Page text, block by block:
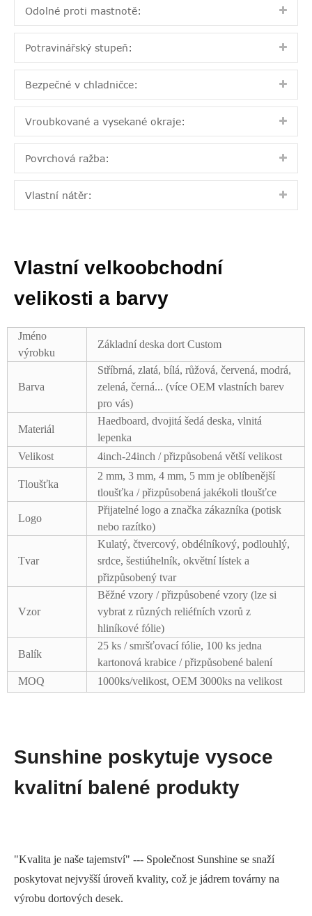
Odolné proti mastnotě:
Potravinářský stupeň:
Bezpečné v chladničce:
Vroubkované a vysekané okraje:
Povrchová ražba:
Vlastní nátěr:
Vlastní velkoobchodní
velikosti a barvy
Jméno
výrobku
Základní deska dort Custom
Barva
Stříbrná, zlatá, bílá, růžová, červená, modrá,
zelená, černá... (více OEM vlastních barev
pro vás)
Materiál
Haedboard, dvojitá šedá deska, vlnitá
lepenka
Velikost
4inch-24inch / přizpůsobená větší velikost
Tloušťka
2 mm, 3 mm, 4 mm, 5 mm je oblíbenější
tloušťka / přizpůsobená jakékoli tloušťce
Logo
Přijatelné logo a značka zákazníka (potisk
nebo razítko)
Tvar
Kulatý, čtvercový, obdélníkový, podlouhlý,
srdce, šestiúhelník, okvětní lístek a
přizpůsobený tvar
Vzor
Běžné vzory / přizpůsobené vzory (lze si
vybrat z různých reliéfních vzorů z
hliníkové fólie)
Balík
25 ks / smršťovací fólie, 100 ks jedna
kartonová krabice / přizpůsobené balení
MOQ
1000ks/velikost, OEM 3000ks na velikost
Sunshine poskytuje vysoce
kvalitní balené produkty
"Kvalita je naše tajemství" --- Společnost Sunshine se snaží
poskytovat nejvyšší úroveň kvality, což je jádrem továrny na
výrobu dortových desek.